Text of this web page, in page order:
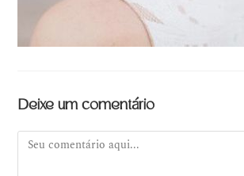
Deixe um comentário